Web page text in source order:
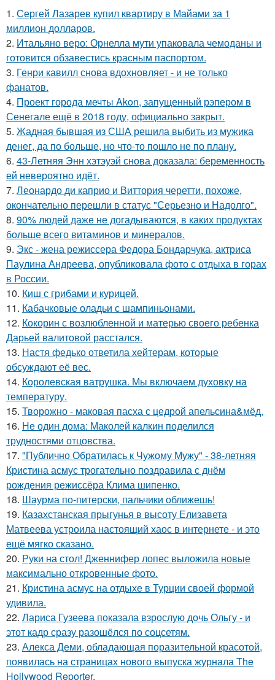
1. Сергей Лазарев купил квартиру в Майами за 1
миллион долларов.
2. Итальяно веро: Орнелла мути упаковала чемоданы и
готовится обзавестись красным паспортом.
3. Генри кавилл снова вдохновляет - и не только
фанатов.
4. Проект города мечты Akon, запущенный рэпером в
Сенегале ещё в 2018 году, официально закрыт.
5. Жадная бывшая из США решила выбить из мужика
денег, да по больше, но что-то пошло не по плану.
6. 43-Летняя Энн хэтэуэй снова доказала: беременность
ей невероятно идёт.
7. Леонардо ди каприо и Виттория черетти, похоже,
окончательно перешли в статус "Серьезно и Надолго".
8. 90% людей даже не догадываются, в каких продуктах
больше всего витаминов и минералов.
9. Экс - жена режиссера Федора Бондарчука, актриса
Паулина Андреева, опубликовала фото с отдыха в горах
в России.
10. Киш с грибами и курицей.
11. Кабачковые оладьи с шампиньонами.
12. Кокорин с возлюбленной и матерью своего ребенка
Дарьей валитовой расстался.
13. Настя федько ответила хейтерам, которые
обсуждают её вес.
14. Королевская ватрушка. Мы включаем духовку на
температуру.
15. Творожно - маковая пасха с цедрой апельсина&мёд.
16. Не один дома: Маколей калкин поделился
трудностями отцовства.
17. "Публично Обратилась к Чужому Мужу" - 38-летняя
Кристина асмус трогательно поздравила с днём
рождения режиссёра Клима шипенко.
18. Шаурма по-питерски, пальчики оближешь!
19. Казахстанская прыгунья в высоту Елизавета
Матвеева устроила настоящий хаос в интернете - и это
ещё мягко сказано.
20. Руки на стол! Дженнифер лопес выложила новые
максимально откровенные фото.
21. Кристина асмус на отдыхе в Турции своей формой
удивила.
22. Лариса Гузеева показала взрослую дочь Ольгу - и
этот кадр сразу разошёлся по соцсетям.
23. Алекса Деми, обладающая поразительной красотой,
появилась на страницах нового выпуска журнала The
Hollywood Reporter.